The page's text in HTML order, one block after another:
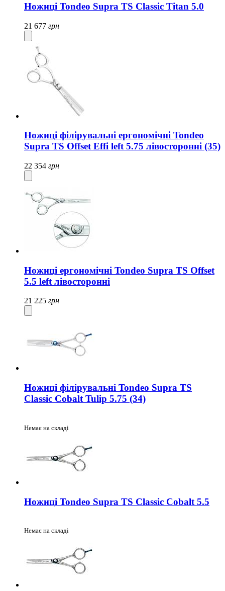
Ножиці Tondeo Supra TS Classic Titan 5.0
21 677 грн
Ножиці філірувальні ергономічні Tondeo
Supra TS Offset Effi left 5.75 лівосторонні (35)
22 354 грн
Ножиці ергономічні Tondeo Supra TS Offset
5.5 left лівосторонні
21 225 грн
Ножиці філірувальні Tondeo Supra TS
Classic Cobalt Tulip 5.75 (34)
Немає на складі
Ножиці Tondeo Supra TS Classic Cobalt 5.5
Немає на складі